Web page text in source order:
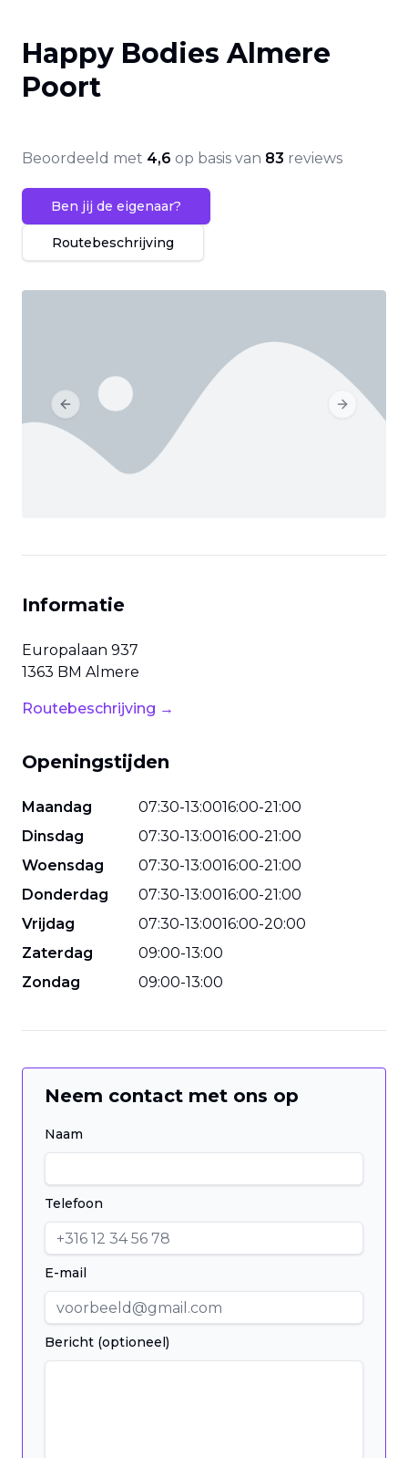
Happy Bodies Almere
Poort
Beoordeeld met 4,6 op basis van 83 reviews
Ben jij de eigenaar?
Routebeschrijving
Previous slide Next slide
Informatie
Europalaan 937
1363 BM Almere
Routebeschrijving →
Openingstijden
Maandag 07:30-13:0016:00-21:00
Dinsdag
07:30-13:0016:00-21:00
Woensdag
07:30-13:0016:00-21:00
Donderdag
07:30-13:0016:00-21:00
Vrijdag
07:30-13:0016:00-20:00
Zaterdag
09:00-13:00
Zondag
09:00-13:00
Neem contact met ons op
Naam
Telefoon
E-mail
Bericht (optioneel)